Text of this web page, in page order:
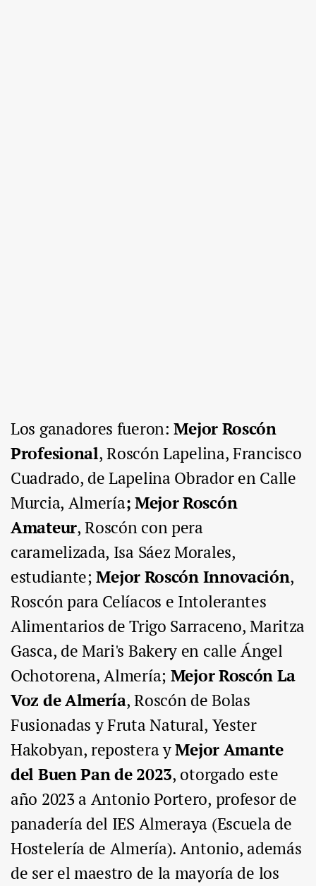
Los ganadores fueron:Mejor Roscón
Profesional, Roscón Lapelina, Francisco
Cuadrado, de Lapelina Obrador en Calle
Murcia, Almería; Mejor Roscón
Amateur, Roscón con pera
caramelizada, Isa Sáez Morales,
estudiante;Mejor Roscón Innovación,
Roscón para Celíacos e Intolerantes
Alimentarios de Trigo Sarraceno, Maritza
Gasca, de Mari's Bakery en calle Ángel
Ochotorena, Almería; Mejor Roscón La
Voz de Almería, Roscón de Bolas
Fusionadas y Fruta Natural, Yester
Hakobyan, repostera yMejor Amante
del Buen Pan de 2023, otorgado este
año 2023 a Antonio Portero, profesor de
panadería del IES Almeraya (Escuela de
Hostelería de Almería). Antonio, además
de ser el maestro de la mayoría de los